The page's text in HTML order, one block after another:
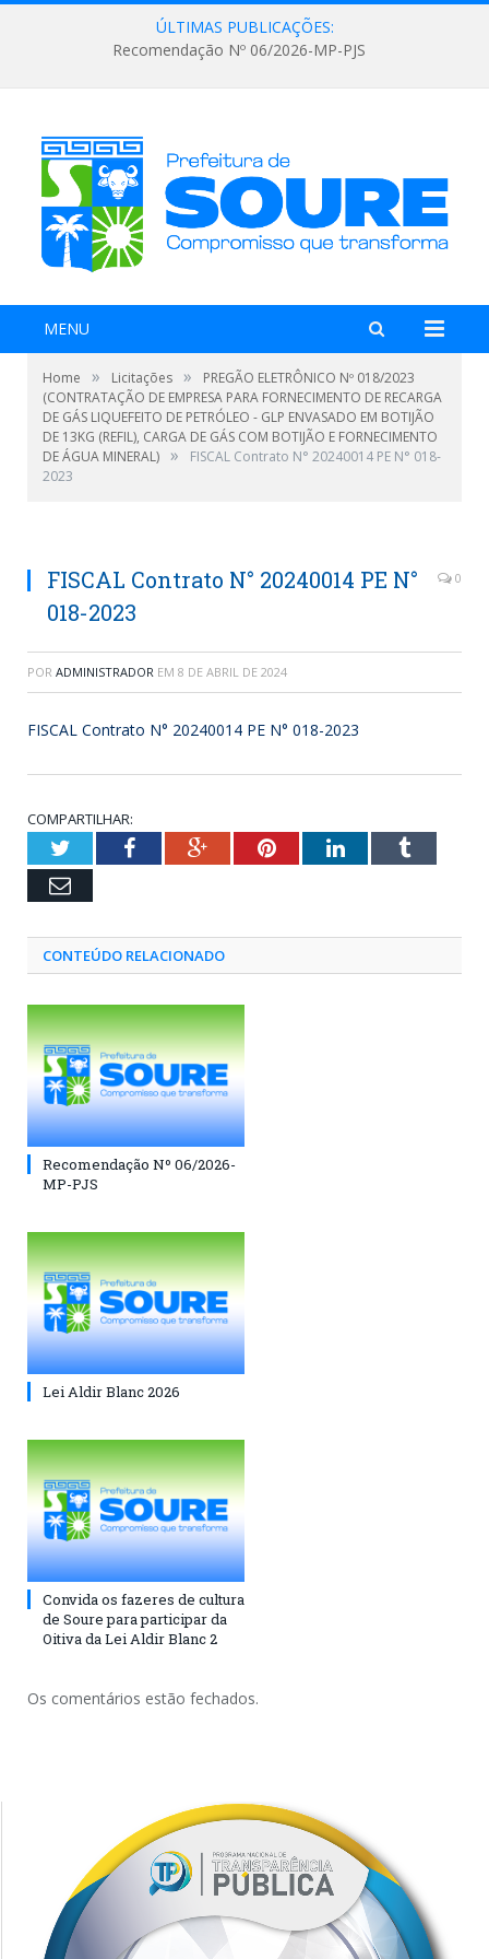
ÚLTIMAS PUBLICAÇÕES:
Recomendação Nº 06/2026-MP-PJS
MENU
Home » Licitações »
PREGÃO ELETRÔNICO Nº 018/2023
(CONTRATAÇÃO DE EMPRESA PARA FORNECIMENTO DE RECARGA
DE GÁS LIQUEFEITO DE PETRÓLEO - GLP ENVASADO EM BOTIJÃO
DE 13KG (REFIL), CARGA DE GÁS COM BOTIJÃO E FORNECIMENTO
DE ÁGUA MINERAL) »
FISCAL Contrato N° 20240014 PE N° 018-
2023
FISCAL Contrato N° 20240014 PE N°
018-2023
0
POR ADMINISTRADOR EM 8 DE ABRIL DE 2024
FISCAL Contrato N° 20240014 PE N° 018-2023
COMPARTILHAR:
TwitterFacebookGoogle+PinterestLinkedInTumblr
Email
CONTEÚDO RELACIONADO
Recomendação Nº 06/2026-
MP-PJS
Lei Aldir Blanc 2026
Convida os fazeres de cultura
de Soure para participar da
Oitiva da Lei Aldir Blanc 2
Os comentários estão fechados.